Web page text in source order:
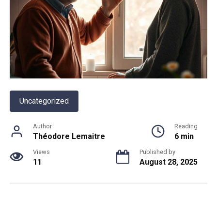
Uncategorized
Author
Théodore Lemaitre
Reading
6 min
Views
11
Published by
August 28, 2025